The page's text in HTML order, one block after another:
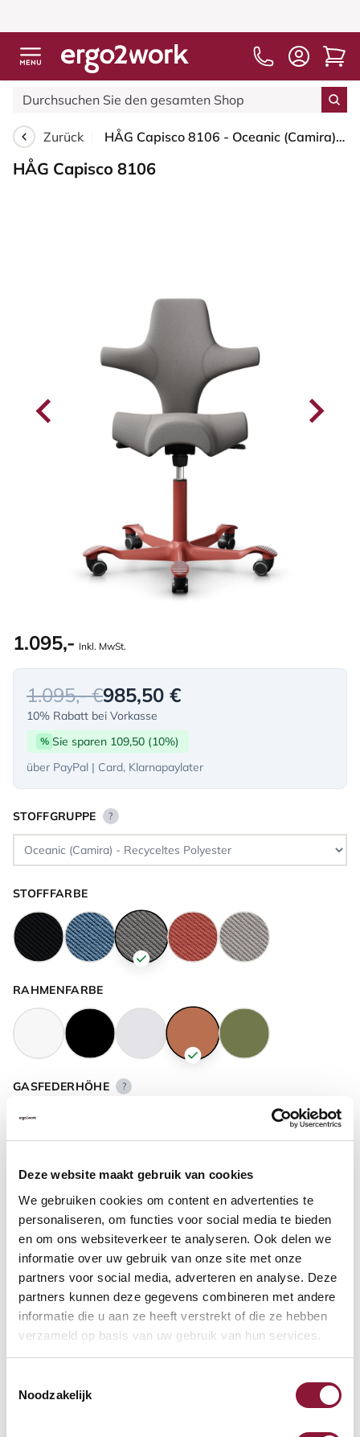
Deze website maakt gebruik van cookies
We gebruiken cookies om content en advertenties te
personaliseren, om functies voor social media te bieden
en om ons websiteverkeer te analyseren. Ook delen we
informatie over uw gebruik van onze site met onze
partners voor social media, adverteren en analyse. Deze
partners kunnen deze gegevens combineren met andere
informatie die u aan ze heeft verstrekt of die ze hebben
verzameld op basis van uw gebruik van hun services.
Noodzakelijk
Zurück HÅG Capisco 8106 - Oceanic (Camira) - Recyceltes Polyester - OCI008 - Warm grey - Blush Rose - 150mm (Sitzhöhe 40-55cm) - Weiche Rollen für harte Böden
HÅG Capisco 8106
1.095,- Inkl. MwSt.
1.095,- €985,50 €
10% Rabatt bei Vorkasse
% Sie sparen 109,50 (10%)
über PayPal | Card, Klarnapaylater
STOFFGRUPPE ?
STOFFFARBE
RAHMENFARBE
GASFEDERHÖHE ?
FUSSRING ?
FUSSRING AUS POLIERTEM ALUMINIUM ?